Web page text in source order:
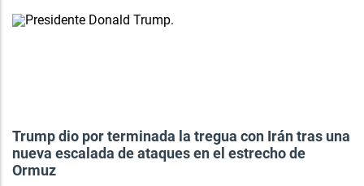
Trump dio por terminada la tregua con Irán tras una
nueva escalada de ataques en el estrecho de
Ormuz